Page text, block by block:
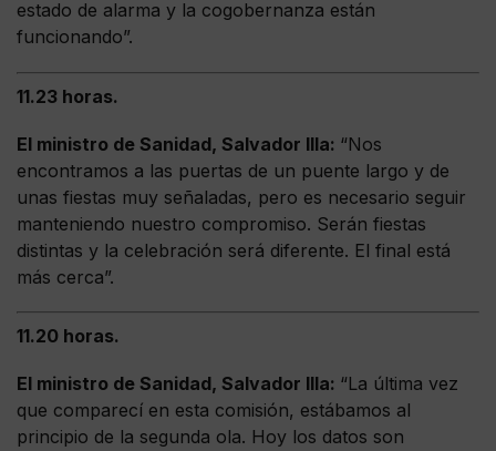
estado de alarma y la cogobernanza están
funcionando”.
11.23 horas.
El ministro de Sanidad, Salvador Illa: “Nos
encontramos a las puertas de un puente largo y de
unas fiestas muy señaladas, pero es necesario seguir
manteniendo nuestro compromiso. Serán fiestas
distintas y la celebración será diferente. El final está
más cerca”.
11.20 horas.
El ministro de Sanidad, Salvador Illa: “La última vez
que comparecí en esta comisión, estábamos al
principio de la segunda ola. Hoy los datos son